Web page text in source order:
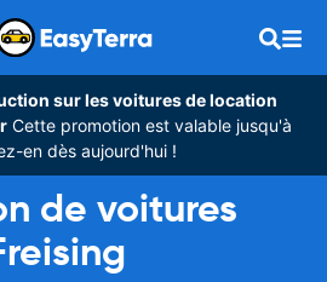
sur les voitures de location
Cette promotion est valable jusqu'à
en dès aujourd'hui !
de voitures